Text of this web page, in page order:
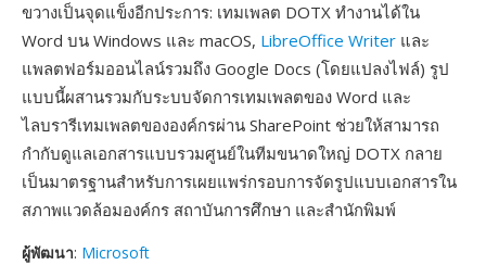
ขวางเป็นจุดแข็งอีกประการ: เทมเพลต DOTX ทำงานได้ใน
Word บน Windows และ macOS, LibreOffice Writer และ
แพลตฟอร์มออนไลน์รวมถึง Google Docs (โดยแปลงไฟล์) รูป
แบบนี้ผสานรวมกับระบบจัดการเทมเพลตของ Word และ
ไลบรารีเทมเพลตขององค์กรผ่าน SharePoint ช่วยให้สามารถ
กำกับดูแลเอกสารแบบรวมศูนย์ในทีมขนาดใหญ่ DOTX กลาย
เป็นมาตรฐานสำหรับการเผยแพร่กรอบการจัดรูปแบบเอกสารใน
สภาพแวดล้อมองค์กร สถาบันการศึกษา และสำนักพิมพ์
ผู้พัฒนา: Microsoft